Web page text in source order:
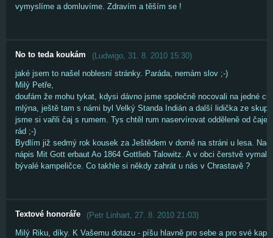
vymyslíme a domluvíme. Zdravím a těším se !
No to teda koukám (Ludwigo, 31. 8. 2010 15:30)
jaké jsem to našel noblesní stránky. Paráda, nemám slov ;-)
Milý Petře,
doufám že mohu tykat, kdysi dávno jsme společně nocovali na jedné
mlýna, ještě tam s námi byl Velký Standa Indián a další lidička ze
jsme si vařili čaj s rumem. Tys chtěl rum naservírovat odděleně od čaje,
rád ;-)
Bydlím již sedmý rok kousek za Ještědem v domě na stráni u lesa. Nad
nápis Mit Gott erbaut Ao 1864 Gottlieb Talowitz. A v obci čerstvě
bývalé kampeličce. Co takhle si někdy zahrát u nás v Chrastavě ?
Textové honoráře (Petr Linhart, 27. 8. 2010 21:03)
Milý Riku, díky. K Vašemu dotazu - píšu hlavně pro sebe a pro své